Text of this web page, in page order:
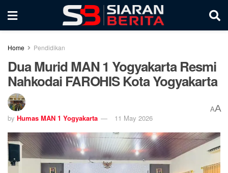
Home Pendidikan
Dua Murid MAN 1 Yogyakarta Resmi
Nahkodai FAROHIS Kota Yogyakarta
by Humas MAN 1 Yogyakarta 11 May 2026
AA